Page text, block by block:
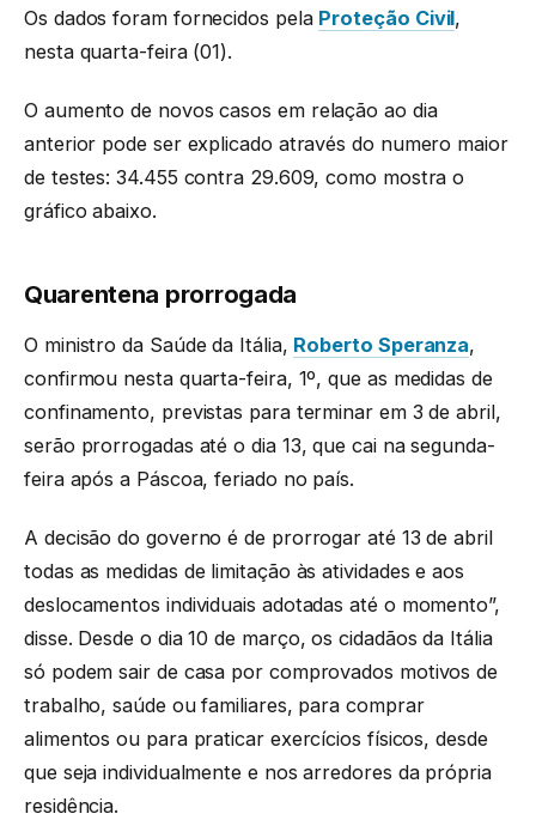
Os dados foram fornecidos pela Proteção Civil,
nesta quarta-feira (01).
O aumento de novos casos em relação ao dia
anterior pode ser explicado através do numero maior
de testes: 34.455 contra 29.609, como mostra o
gráfico abaixo.
Quarentena prorrogada
O ministro da Saúde da Itália, Roberto Speranza,
confirmou nesta quarta-feira, 1º, que as medidas de
confinamento, previstas para terminar em 3 de abril,
serão prorrogadas até o dia 13, que cai na segunda-
feira após a Páscoa, feriado no país.
A decisão do governo é de prorrogar até 13 de abril
todas as medidas de limitação às atividades e aos
deslocamentos individuais adotadas até o momento”,
disse. Desde o dia 10 de março, os cidadãos da Itália
só podem sair de casa por comprovados motivos de
trabalho, saúde ou familiares, para comprar
alimentos ou para praticar exercícios físicos, desde
que seja individualmente e nos arredores da própria
residência.